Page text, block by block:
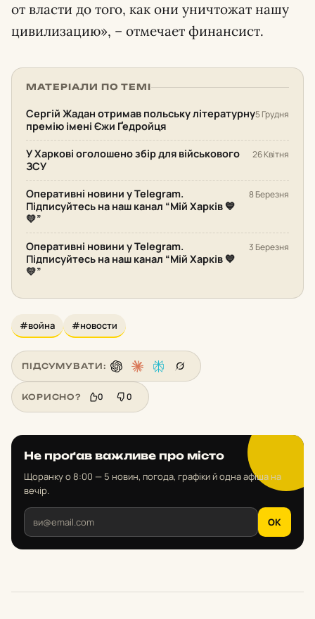
от власти до того, как они уничтожат нашу
цивилизацию», – отмечает финансист.
МАТЕРІАЛИ ПО ТЕМІ
Сергій Жадан отримав польську літературну
премію імені Єжи Ґедройця
5 Грудня
У Харкові оголошено збір для військового
ЗСУ
26 Квітня
Оперативні новини у Telegram.
Підписуйтесь на наш канал “Мій Харків 💙
💛”
8 Березня
Оперативні новини у Telegram.
Підписуйтесь на наш канал “Мій Харків 💙
💛”
3 Березня
#война #новости
ПІДСУМУВАТИ:
КОРИСНО? 0 0
Не проґав важливе про місто
Щоранку о 8:00 — 5 новин, погода, графіки й одна афіша на
вечір.
OK